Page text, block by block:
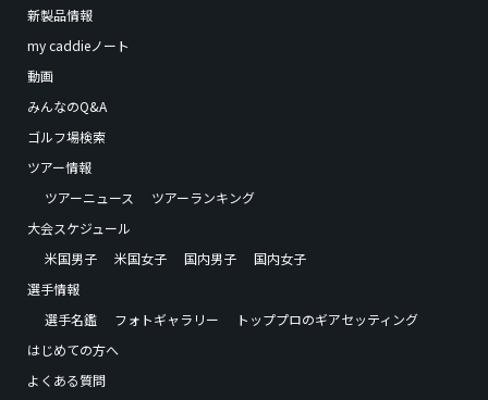
新製品情報
my caddieノート
動画
みんなのQ&A
ゴルフ場検索
ツアー情報
ツアーニュース
ツアーランキング
大会スケジュール
米国男子
米国女子 国内男子
国内女子
選手情報
選手名鑑
フォトギャラリー
トッププロのギアセッティング
はじめての方へ
よくある質問